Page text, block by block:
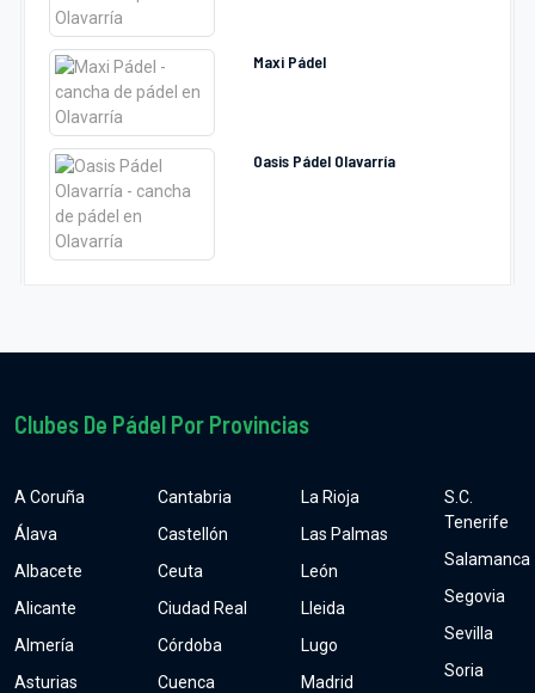
Maxi Pádel
Oasis Pádel Olavarría
Clubes De Pádel Por Provincias
A Coruña
Álava
Albacete
Alicante
Almería
Asturias
Cantabria
Castellón
Ceuta
Ciudad Real
Córdoba
Cuenca
La Rioja
Las Palmas
León
Lleida
Lugo
Madrid
S.C.
Tenerife
Salamanca
Segovia
Sevilla
Soria